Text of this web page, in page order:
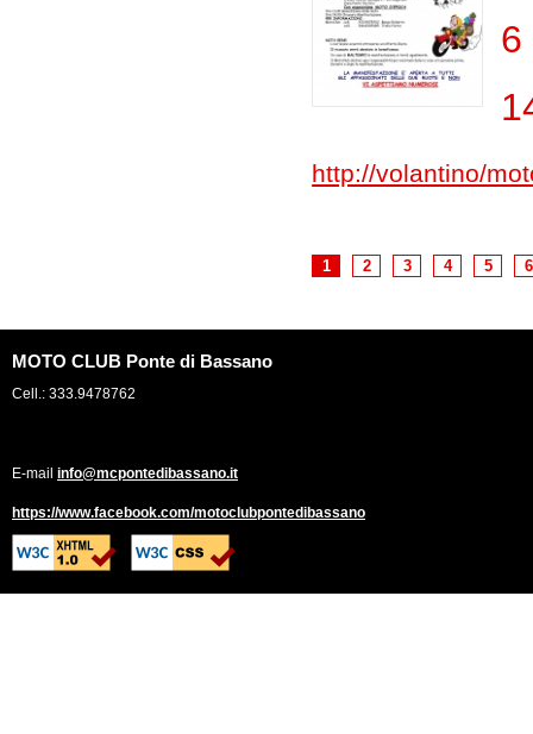
6
http://volantino/
1 2 3 4 5 6
MOTO CLUB Ponte di Bassano
Cell.: 333.9478762
E-mail info@mcpontedibassano.it
https://www.facebook.com/motoclubpontedibassano